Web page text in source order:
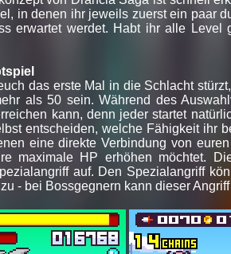
in denen ihr jeweils zuerst ein paar
erwartet werdet. Habt ihr alle Level
das erste Mal in die Schlacht
als 50 sein. Während des
kann, denn jeder startet
entscheiden, welche Fähigkeit ihr
eine direkte Verbindung von
maximale HP erhöhen möchtet.
auf. Den Spezialangriff
- bei Bossgegnern kann dieser